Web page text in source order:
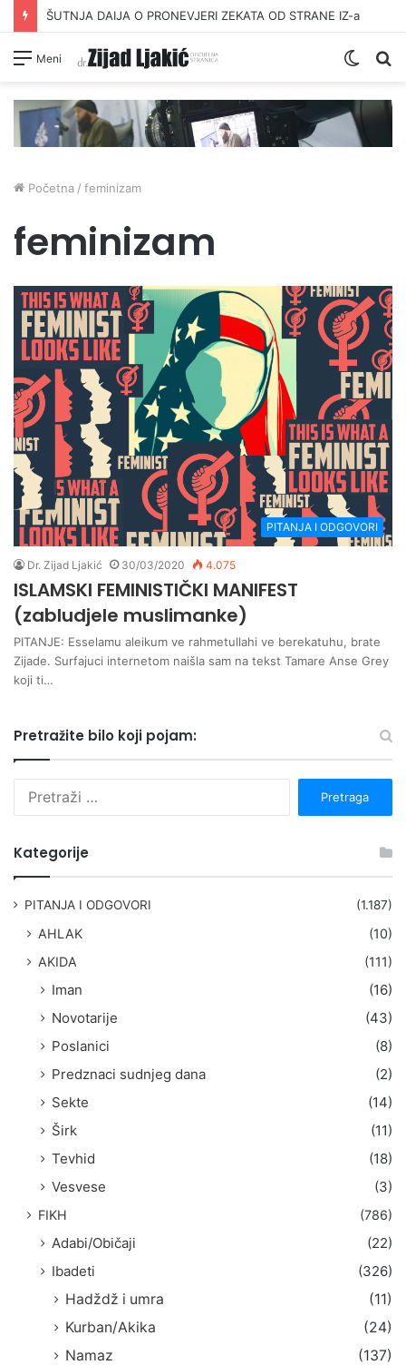
ŠUTNJA DAIJA O PRONEVJERI ZEKATA OD STRANE IZ-a
Meni
Switch
Početna / feminizam
feminizam
PITANJA I ODGOVORI
Dr. Zijad Ljakić 30/03/2020 4.075
ISLAMSKI FEMINISTIČKI MANIFEST
(zabludjele muslimanke)
PITANJE: Esselamu aleikum ve rahmetullahi ve berekatuhu, brate
Zijade. Surfajuci internetom naišla sam na tekst Tamare Anse Grey
koji ti…
Pretražite bilo koji pojam:
Kategorije
PITANJA I ODGOVORI (1.187)
AHLAK
(10)
AKIDA
(111)
Iman
(16)
Novotarije
(43)
Poslanici
(8)
Predznaci sudnjeg dana
(2)
Sekte
(14)
Širk
(11)
Tevhid
(18)
Vesvese
(3)
FIKH (786)
Adabi/Običaji
(22)
Ibadeti
(326)
Hadždž i umra
(11)
Kurban/Akika
(24)
Namaz
(137)